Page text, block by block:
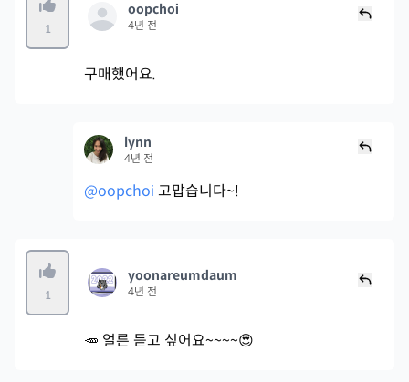
1
oopchoi
4년 전
구매했어요.
lynn
4년 전
@oopchoi 고맙습니다~!
1
yoonareumdaum
4년 전
🥕 얼른 듣고 싶어요~~~~😍